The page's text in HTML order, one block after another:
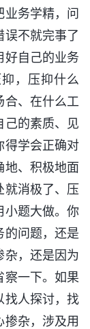
业务学精，问
误不就完事了
好自己的业务
，压抑什么
合、在什么工
己的素质、见
得学会正确对
地、积极地面
就消极了、压
小题大做。你
的问题，还是
杂，还是因为
察一下。如果
找人探讨，找
掺杂，涉及用